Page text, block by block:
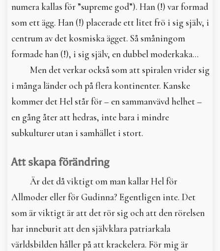
numera kallas för ”supreme god”). Han (!) var formad
som ett ägg. Han (!) placerade ett litet frö i sig själv, i
centrum av det kosmiska ägget. Så småningom
formade han (!), i sig själv, en dubbel moderkaka…
Men det verkar också som att spiralen vrider sig
i många länder och på flera kontinenter. Kanske
kommer det Hel står för – en sammanvävd helhet –
en gång åter att hedras, inte bara i mindre
subkulturer utan i samhället i stort.
Att skapa förändring
Är det då viktigt om man kallar Hel för
Allmoder eller för Gudinna? Egentligen inte. Det
som är viktigt är att det rör sig och att den rörelsen
har inneburit att den självklara patriarkala
världsbilden håller på att krackelera. För mig är